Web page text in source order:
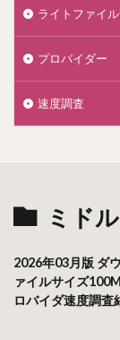
ライトファイ
プロバイダー
速度調査
ミド
2026年03月版 ダ
ァイルサイズ
ロバイダ速度調査